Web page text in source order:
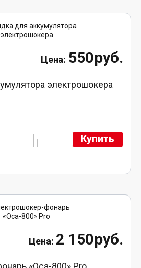
550руб.
электрошокера
Купить
2 150руб.